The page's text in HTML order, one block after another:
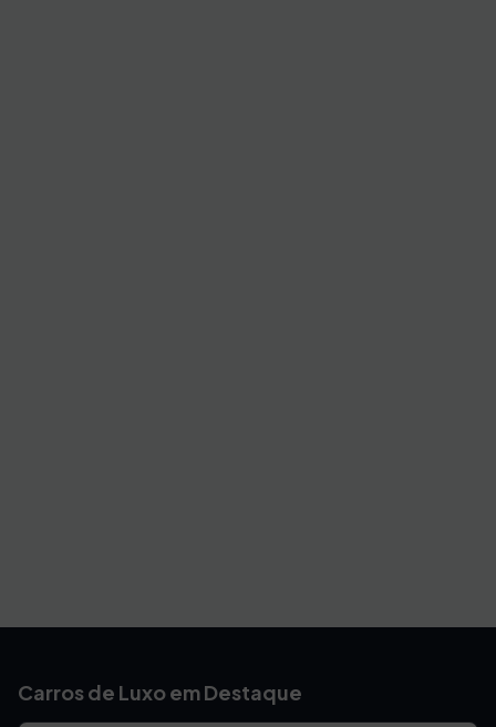
Carros de Luxo em Destaque